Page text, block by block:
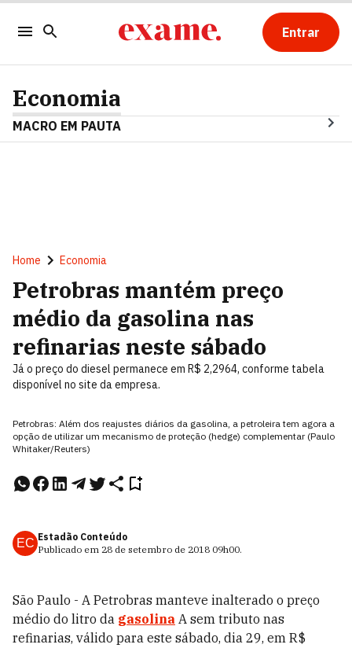
Entrar
Economia
MACRO EM PAUTA
Home Economia
Petrobras mantém preço
médio da gasolina nas
refinarias neste sábado
Já o preço do diesel permanece em R$ 2,2964, conforme tabela
disponível no site da empresa.
Petrobras: Além dos reajustes diários da gasolina, a petroleira tem agora a
opção de utilizar um mecanismo de proteção (hedge) complementar (Paulo
Whitaker/Reuters)
EC Estadão Conteúdo
Publicado em 28 de setembro de 2018 09h00.
São Paulo - A Petrobras manteve inalterado o preço
médio do litro da gasolina A sem tributo nas
refinarias, válido para este sábado, dia 29, em R$